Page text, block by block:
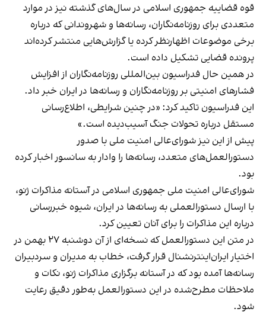
قوه قضاییه جمهوری اسلامی در سال‌های گذشته نیز در موارد
متعددی برای روزنامه‌نگاران، رسانه‌ها و شهروندانی که درباره
برخی موضوعات اظهارنظر کرده یا گزارش‌هایی منتشر کرده‌اند
پرونده قضایی تشکیل داده است.
در همین حال فدراسیون بین‌المللی روزنامه‌نگاران از افزایش
فشارهای امنیتی بر روزنامه‌نگاران و رسانه‌ها در ایران خبر داد.
این فدراسیون تاکید کرد: «در چنین شرایطی، اطلاع‌رسانی
مستقل درباره تحولات جنگ آسیب‌دیده است.»
پیش از این نیز شورای‌عالی امنیت ملی با صدور
دستورالعمل‌های متعدد، رسانه‌ها را وادار به سانسور اخبار کرده
بود.
شورای‌عالی امنیت ملی جمهوری اسلامی در آستانه مذاکرات ژنو،
با ارسال دستورالعملی به رسانه‌ها در ایران، شیوه خبررسانی
درباره این مذاکرات را برای آنان تعیین کرد.
در متن این دستورالعمل که نسخه‌ای از آن دوشنبه ۲۷ بهمن در
اختیار ایران‌اینترنشنال قرار گرفت، خطاب به مدیران و سردبیران
رسانه‌ها آمده بود که در آستانه برگزاری مذاکرات ژنو، نکات و
ملاحظات مطرح‌شده در این دستورالعمل به‌طور دقیق رعایت
شود.